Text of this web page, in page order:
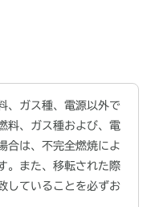
、ガス種、電源以外で
料、ガス種および、電
合は、不完全燃焼によ
。また、移転された際
していることを必ずお